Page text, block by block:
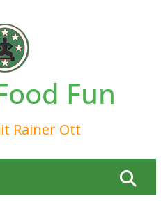
Fun
Rainer Ott